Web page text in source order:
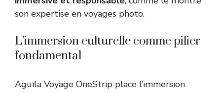
son expertise en voyages photo.
L’immersion culturelle comme pilier
fondamental
Aguila Voyage OneStrip place l’immersion